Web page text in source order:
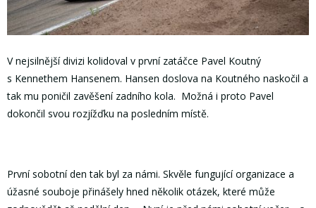
V nejsilnější divizi kolidoval v první zatáčce Pavel Koutný
s Kennethem Hansenem. Hansen doslova na Koutného naskočil a
tak mu poničil zavěšení zadního kola. Možná i proto Pavel
dokončil svou rozjížďku na posledním místě.
První sobotní den tak byl za námi. Skvěle fungující organizace a
úžasné souboje přinášely hned několik otázek, které může